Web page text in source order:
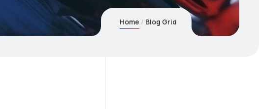
Home Blog Grid